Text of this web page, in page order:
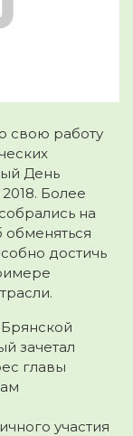
свою работу
День
Более
на
обменяться
достичь
зачетал
главы
участия